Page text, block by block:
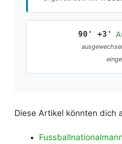
90' +3'
Diese Artikel könnten dich